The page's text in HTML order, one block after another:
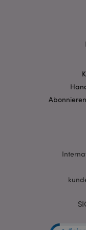
mage-
invalidation